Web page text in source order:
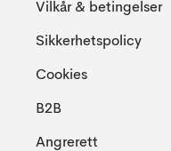
Vilkår & betingelser
Sikkerhetspolicy
Cookies
B2B
Angrerett